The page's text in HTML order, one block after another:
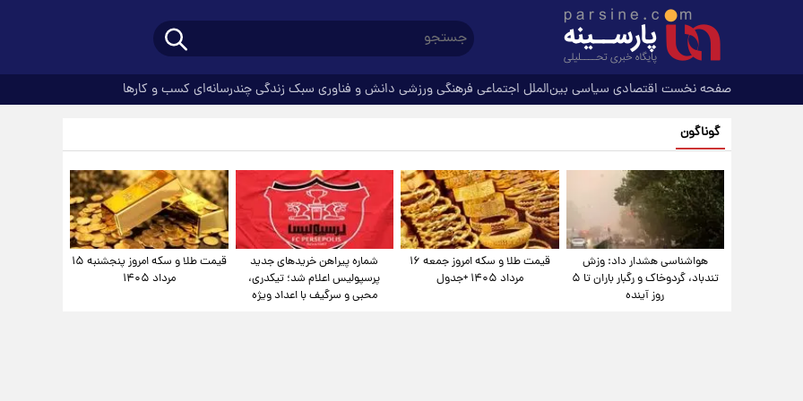
صفحه نخست اقتصادی سیاسی بین‌الملل اجتماعی فرهنگیورزشی دانش و فناوری سبک زندگیچندرسانه‌ای کسب و کارها
گوناگون
هواشناسی هشدار داد: وزش
تندباد، گردوخاک و رگبار باران تا ۵
روز آینده
قیمت طلا و سکه امروز جمعه ۱۶
مرداد ۱۴۰۵ +جدول
شماره پیراهن خریدهای جدید
پرسپولیس اعلام شد؛ تیکدری،
محبی و سرگیف با اعداد ویژه
قیمت طلا و سکه امروز پنجشنبه ۱۵
مرداد ۱۴۰۵